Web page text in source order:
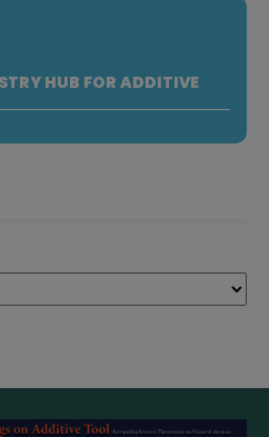
HUB FOR ADDITIVE